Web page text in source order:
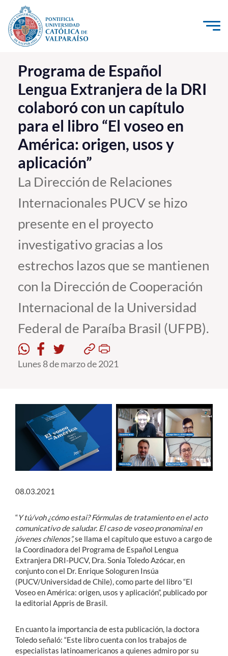
Click acá para ir directamente al contenido
La Universidad
Investigación, Creación e Innovación
PUCV Internacional
Vinculación con el Medio
Admisión
Pregrado
Postgrado
Formación Continua
Funcionarios
Alumni
English
Programa de Español
Lengua Extranjera de la DRI
colaboró con un capítulo
para el libro “El voseo en
América: origen, usos y
aplicación”
La Dirección de Relaciones
Internacionales PUCV se hizo
presente en el proyecto
investigativo gracias a los
estrechos lazos que se mantienen
con la Dirección de Cooperación
Internacional de la Universidad
Federal de Paraíba Brasil (UFPB).
Lunes 8 de marzo de 2021
08.03.2021
“Y tú/voh ¿cómo estai? Fórmulas de tratamiento en el acto
comunicativo de saludar. El caso de voseo pronominal en
jóvenes chilenos”,se llama el capítulo que estuvo a cargo de
la Coordinadora del Programa de Español Lengua
Extranjera DRI-PUCV, Dra. Sonia Toledo Azócar, en
conjunto con el Dr. Enrique Sologuren Insúa
(PUCV/Universidad de Chile), como parte del libro “El
Voseo en América: origen, usos y aplicación”, publicado por
la editorial Appris de Brasil.
En cuanto la importancia de esta publicación, la doctora
Toledo señaló: “Este libro cuenta con los trabajos de
especialistas latinoamericanos a quienes admiro por su